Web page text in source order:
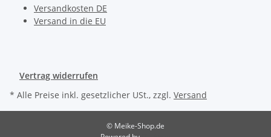
Versandkosten DE
Versand in die EU
Vertrag widerrufen
* Alle Preise inkl. gesetzlicher USt., zzgl. Versand
© Meike-Shop.de